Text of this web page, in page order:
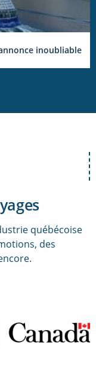
inoubliable
québécoise
des